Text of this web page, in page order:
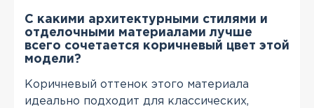
С какими архитектурными стилями и
отделочными материалами лучше
всего сочетается коричневый цвет этой
модели?
Коричневый оттенок этого материала
идеально подходит для классических,